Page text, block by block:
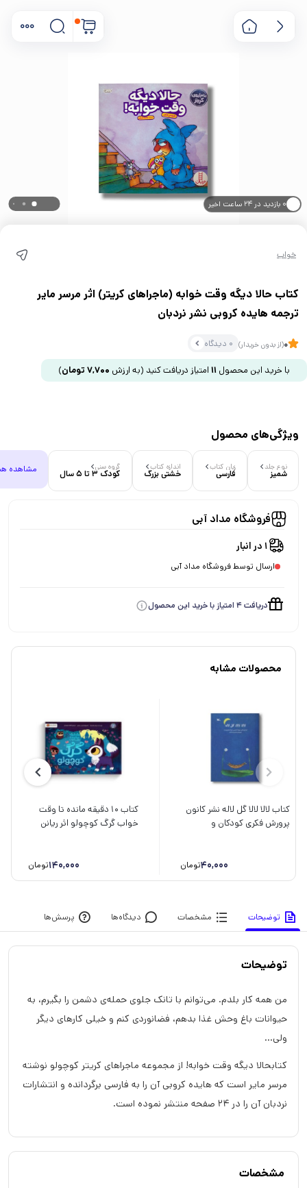
۰ بازدید در ۲۴ ساعت اخیر
خواب
کتاب حالا دیگه وقت خوابه (ماجراهای کریتر) اثر مرسر مایر
ترجمه هایده کروبی نشر نردبان
0(از بدون خریدار) 0 دیدگاه
با خرید این محصول 11 امتیاز دریافت کنید (به ارزش 7,700 تومان)
ویژگی‌های محصول
نوع جلد
شمیز
زبان کتاب
فارسی
اندازه کتاب
خشتی بزرگ
گروه سنی
کودک 3 تا 5 سال مشاهده
فروشگاه مداد آبی
1 در انبار
ارسال توسط فروشگاه مداد آبی
دریافت 4 امتیاز با خرید این محصول
محصولات مشابه
کتاب لالا لالا گل لاله نشر کانون
پرورش فکری کودکان و
40,000تومان
کتاب 10 دقیقه مانده تا وقت
خواب گرگ کوچولو اثر ریانن
140,000تومان
توضیحات مشخصات دیدگاه‌ها پرسش‌ها
توضیحات
من همه کار بلدم. می‌توانم با تانک جلوی حمله‌ی دشمن را بگیرم، به
حیوانات باغ وحش غذا بدهم، فضانوردی کنم و خیلی کارهای دیگر
ولی...
کتابحالا دیگه وقت خوابه! از مجموعه ماجراهای کریتر کوچولو نوشته
مرسر مایر است که هایده کروبی آن را به فارسی برگردانده و انتشارات
نردبان آن را در 24 صفحه منتشر نموده است.
مشخصات